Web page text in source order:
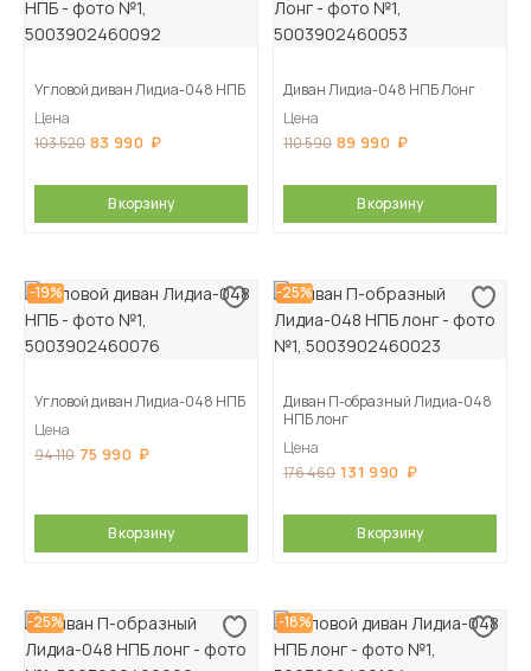
Угловой диван Лидиа-048 НПБ
Цена
103 520 83 990
В корзину
Диван Лидиа-048 НПБ Лонг
Цена
110 590 89 990
В корзину
-19%
Угловой диван Лидиа-048 НПБ
Цена
94 110 75 990
В корзину
-25%
Диван П-образный Лидиа-048
НПБ лонг
Цена
176 460 131 990
В корзину
-25% -18%